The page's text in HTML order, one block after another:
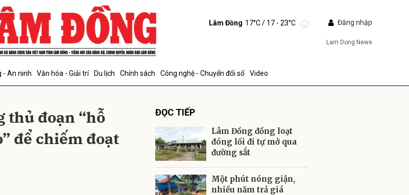
Lâm Đồng 17°C/ 17 - 23°C Đăng nhập
Lam Dong News
- An ninh Văn hóa - Giải trí Du lịch Chính sách Công nghệ - Chuyển đổi số Video
thủ đoạn “hỗ
để chiếm đoạt
ĐỌC TIẾP
Lâm Đồng đồng loạt
đóng lối đi tự mở qua
đường sắt
Một phút nóng giận,
nhiều năm trả giá
Gửi